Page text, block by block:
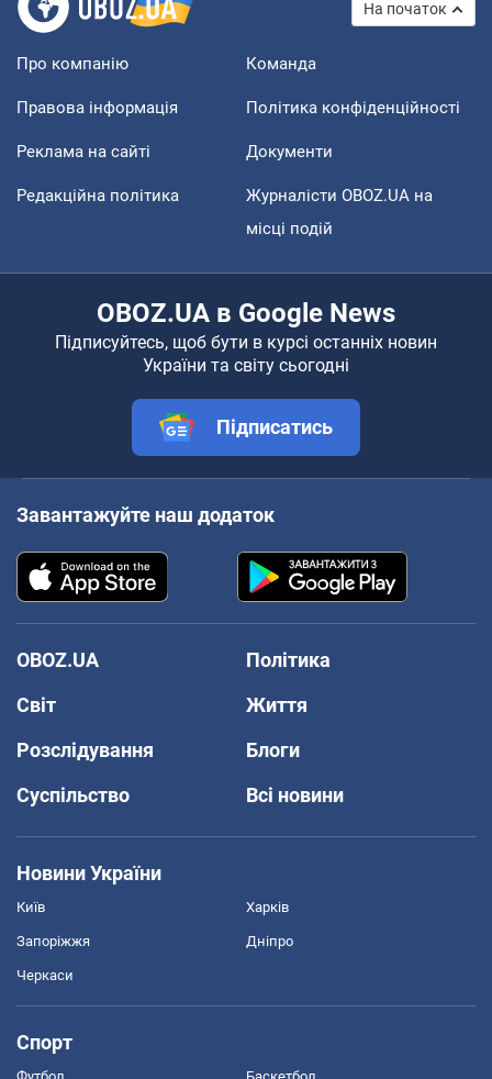
На початок
Про компанію Команда
Правова інформація Політика конфіденційності
Реклама на сайті Документи
Редакційна політика
Журналісти OBOZ.UA на
місці подій
OBOZ.UA в Google News
Підписуйтесь, щоб бути в курсі останніх новин
України та світу сьогодні
Підписатись
Завантажуйте наш додаток
OBOZ.UA
Політика
Світ
Життя
Розслідування
Блоги
Суспільство
Всі новини
Новини України
Київ Харків
Запоріжжя Дніпро
Черкаси
Спорт